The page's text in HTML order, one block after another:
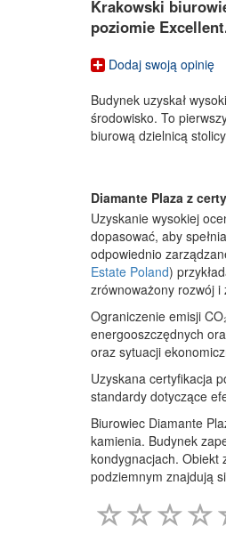
Krakowski
poziomie
Dodaj swoją opinię
Budynek uzyskał
środowisko. To
biurową dzielnicą
Diamante Plaza z
Uzyskanie wysokiej
dopasować, aby
odpowiednio
Estate Poland)
zrównoważony rozwój
Ograniczenie emisji
energooszczędnych
oraz sytuacji
Uzyskana certyfikacja
standardy dotyczące
Biurowiec Diamante
kamienia. Budynek
kondygnacjach. Obiekt
podziemnym znajdują